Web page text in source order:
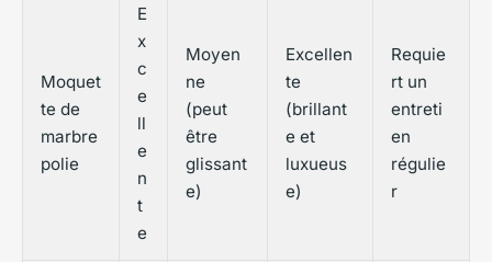
Moquet
te de
marbre
polie
E
x
c
e
ll
e
n
t
e
Moyen
ne
(peut
être
glissant
e)
Excellen
te
(brillant
e et
luxueus
e)
Requie
rt un
entreti
en
régulie
r